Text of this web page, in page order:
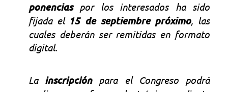
ponenciaspor los interesados ha sido
fijada el 15 de septiembre próximo, las
cuales deberán ser remitidas en formato
digital.
La inscripciónpara el Congreso podrá